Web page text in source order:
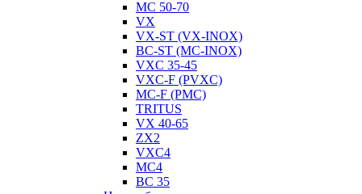
MC 50-70
VX
VX-ST (VX-INOX)
BC-ST (MC-INOX)
VXC 35-45
VXC-F (PVXC)
MC-F (PMC)
TRITUS
VX 40-65
ZX2
VXC4
MC4
BC 35